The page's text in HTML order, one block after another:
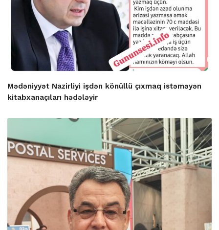
Mədəniyyət Nazirliyi işdən könüllü çıxmaq istəməyən
kitabxanaçıları hədələyir